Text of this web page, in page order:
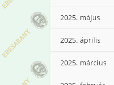
2025. május
2025. április
2025. március